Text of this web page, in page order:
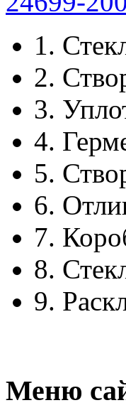
1.
2.
3.
4.
5.
6.
7.
8.
9.
Меню